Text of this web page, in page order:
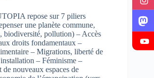
repose sur 7 piliers
une planète commune,
biodiversité, pollution) – Accès
droits fondamentaux –
– Migrations, liberté de
– Féminisme –
nouveaux espaces de